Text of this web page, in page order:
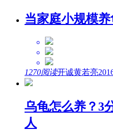
当家庭小规模
1270阅读开诚黄若亮
乌龟怎么养？3
人